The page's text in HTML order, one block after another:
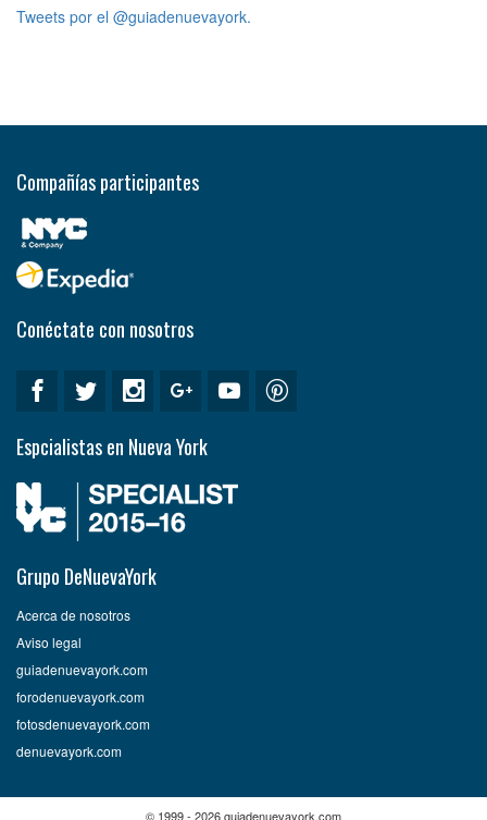
Tweets por el @guiadenuevayork.
Compañías participantes
Conéctate con nosotros
Espcialistas en Nueva York
Grupo DeNuevaYork
Acerca de nosotros
Aviso legal
guiadenuevayork.com
forodenuevayork.com
fotosdenuevayork.com
denuevayork.com
© 1999 - 2026 guiadenuevayork.com